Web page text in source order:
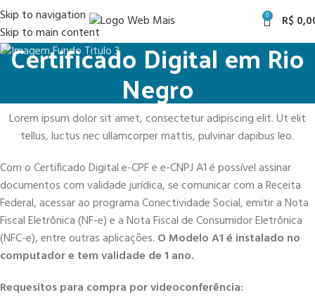
Skip to navigation
Skip to main content
0 R$
Certificado Digital em Rio
Negro
Lorem ipsum dolor sit amet, consectetur adipiscing elit. Ut elit
tellus, luctus nec ullamcorper mattis, pulvinar dapibus leo.
Com o Certificado Digital e-CPF e e-CNPJ A1 é possível assinar
documentos com validade jurídica, se comunicar com a Receita
Federal, acessar ao programa Conectividade Social, emitir a Nota
Fiscal Eletrônica (NF-e) e a Nota Fiscal de Consumidor Eletrônica
(NFC-e), entre outras aplicações. O Modelo A1 é instalado no
computador e tem validade de 1 ano.
Requesitos para compra por videoconferência: